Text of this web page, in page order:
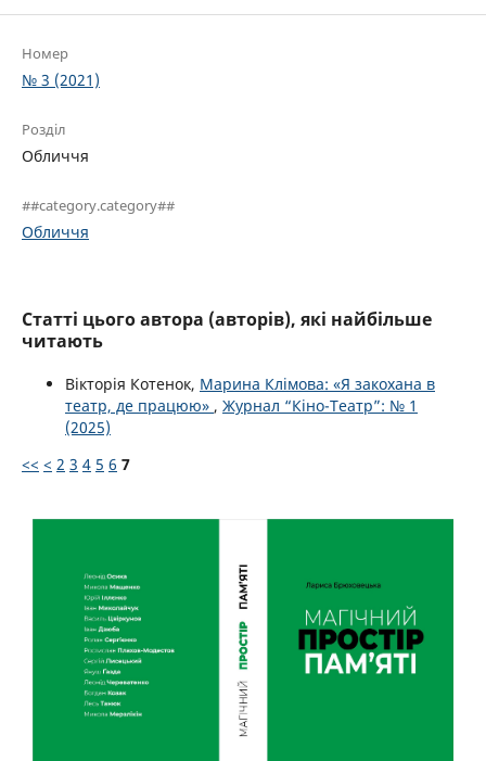
Номер
№ 3 (2021)
Розділ
Обличчя
##category.category##
Обличчя
Статті цього автора (авторів), які найбільше
читають
Вікторія Котенок, Марина Клімова: «Я закохана в
театр, де працюю» , Журнал “Кіно-Театр”: № 1
(2025)
<< < 2 3 4 5 6 7